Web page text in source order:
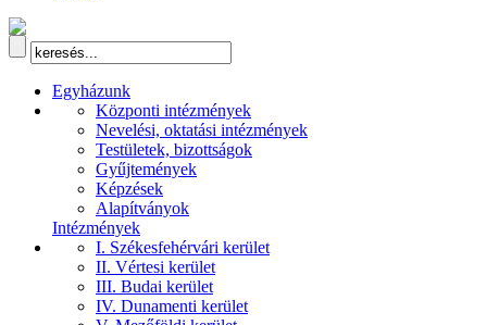
Egyházunk
Központi intézmények
Nevelési, oktatási intézmények
Testületek, bizottságok
Gyűjtemények
Képzések
Alapítványok
Intézmények
I. Székesfehérvári kerület
II. Vértesi kerület
III. Budai kerület
IV. Dunamenti kerület